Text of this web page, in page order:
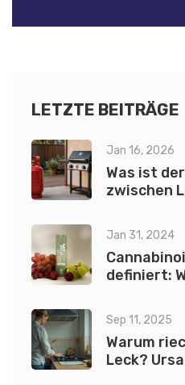
LETZTE BEITRÄGE
Jan 16, 2026
Was ist
zwischen
Jan 31, 2024
definiert:
Sep 11, 2025
Warum
Leck?